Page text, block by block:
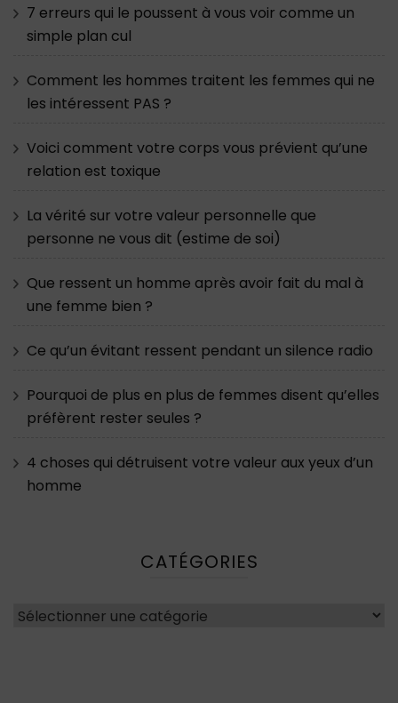
7 erreurs qui le poussent à vous voir comme un
simple plan cul
Comment les hommes traitent les femmes qui ne
les intéressent PAS ?
Voici comment votre corps vous prévient qu’une
relation est toxique
La vérité sur votre valeur personnelle que
personne ne vous dit (estime de soi)
Que ressent un homme après avoir fait du mal à
une femme bien ?
Ce qu’un évitant ressent pendant un silence radio
Pourquoi de plus en plus de femmes disent qu’elles
préfèrent rester seules ?
4 choses qui détruisent votre valeur aux yeux d’un
homme
CATÉGORIES
Catégories